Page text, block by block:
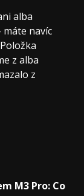
alba
navíc
z alba
z
M3 Pro: Co